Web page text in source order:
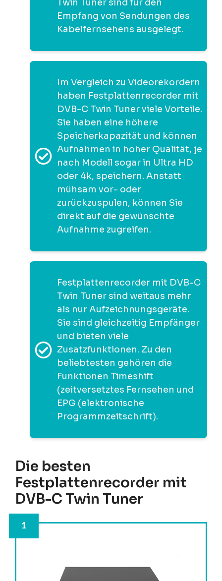
Twin Tuner sind für den
Empfang von Sendungen des
Kabelfernsehens ausgelegt.
Im Vergleich zu Videorekordern
haben Festplattenrecorder mit
DVB-C Twin Tuner viele Vorteile.
Sie haben eine höhere
Speicherkapazität und können
Aufnahmen in hoher Qualität, je
nach Modell sogar in Ultra HD
oder 4k, speichern. Anstatt
mühsam vor- oder
zurückzuspulen, können Sie
direkt auf die gewünschte
Aufnahme zugreifen.
Festplattenrecorder mit DVB-C
Twin Tuner sind weitaus mehr
als nur Aufzeichnungsgeräte.
Sie sind gleichzeitig Empfänger
und bieten viele
Zusatzfunktionen. Zu den
beliebtesten gehören die
Funktionen Timeshift
(zeitversetztes Fernsehen und
EPG (elektronische
Programmzeitschrift).
Die besten
Festplattenrecorder mit
DVB-C Twin Tuner